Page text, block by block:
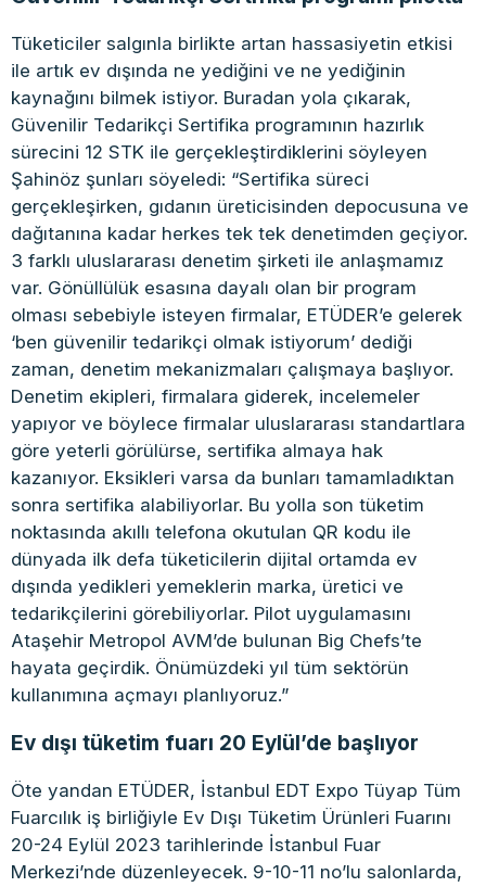
Tüketiciler salgınla birlikte artan hassasiyetin etkisi
ile artık ev dışında ne yediğini ve ne yediğinin
kaynağını bilmek istiyor. Buradan yola çıkarak,
Güvenilir Tedarikçi Sertifika programının hazırlık
sürecini 12 STK ile gerçekleştirdiklerini söyleyen
Şahinöz şunları söyeledi: “Sertifika süreci
gerçekleşirken, gıdanın üreticisinden depocusuna ve
dağıtanına kadar herkes tek tek denetimden geçiyor.
3 farklı uluslararası denetim şirketi ile anlaşmamız
var. Gönüllülük esasına dayalı olan bir program
olması sebebiyle isteyen firmalar, ETÜDER’e gelerek
‘ben güvenilir tedarikçi olmak istiyorum’ dediği
zaman, denetim mekanizmaları çalışmaya başlıyor.
Denetim ekipleri, firmalara giderek, incelemeler
yapıyor ve böylece firmalar uluslararası standartlara
göre yeterli görülürse, sertifika almaya hak
kazanıyor. Eksikleri varsa da bunları tamamladıktan
sonra sertifika alabiliyorlar. Bu yolla son tüketim
noktasında akıllı telefona okutulan QR kodu ile
dünyada ilk defa tüketicilerin dijital ortamda ev
dışında yedikleri yemeklerin marka, üretici ve
tedarikçilerini görebiliyorlar. Pilot uygulamasını
Ataşehir Metropol AVM’de bulunan Big Chefs’te
hayata geçirdik. Önümüzdeki yıl tüm sektörün
kullanımına açmayı planlıyoruz.”
Ev dışı tüketim fuarı 20 Eylül’de başlıyor
Öte yandan ETÜDER, İstanbul EDT Expo Tüyap Tüm
Fuarcılık iş birliğiyle Ev Dışı Tüketim Ürünleri Fuarını
20-24 Eylül 2023 tarihlerinde İstanbul Fuar
Merkezi’nde düzenleyecek. 9-10-11 no’lu salonlarda,